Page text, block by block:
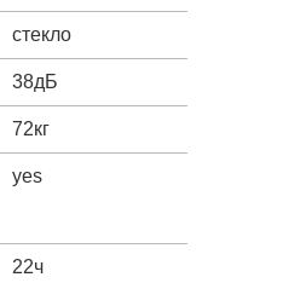
стекло
38дБ
72кг
yes
22ч